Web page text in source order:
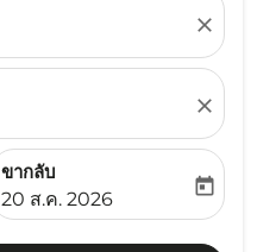
close
close
aria-label
ขากลับ
fc-booking-return-date-
20 ส.ค. 2026
today